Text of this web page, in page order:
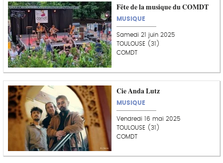
Fête de la musique du COMDT
MUSIQUE
Samedi 21 juin 2025
TOULOUSE (31)
COMDT
Cie Anda Lutz
MUSIQUE
Vendredi 16 mai 2025
TOULOUSE (31)
COMDT